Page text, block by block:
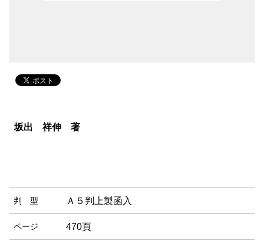
坂出 祥伸 著
判 型 Ａ５判上製函入
ページ 470頁